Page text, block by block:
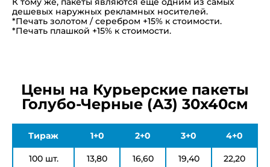
дешевых наружных рекламных носителей.
*Печать золотом / серебром +15% к стоимости.
*Печать плашкой +15% к стоимости.
Цены на Курьерские пакеты
Голубо-Черные (А3) 30х40см
Тираж 1+0 2+0 3+0 4+0
100 шт. 13,80 16,60 19,40 22,20